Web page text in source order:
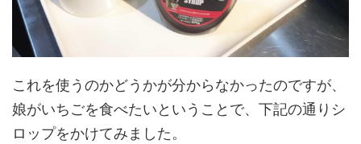
これを使うのかどうかが分からなかったのですが、
娘がいちごを食べたいということで、下記の通りシ
ロップをかけてみました。